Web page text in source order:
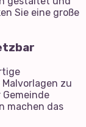
Sie eine große
zu
machen das